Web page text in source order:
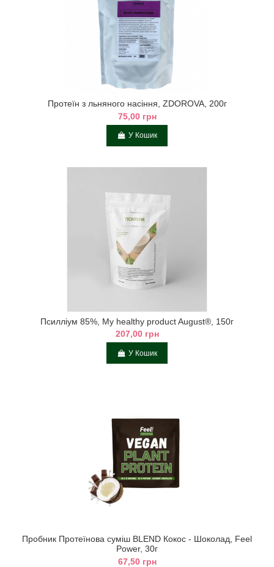
Протеїн з льняного насіння, ZDOROVA, 200г
75,00 грн
У Кошик
Псилліум 85%, My healthy product August®, 150г
207,00 грн
У Кошик
Пробник Протеїнова суміш BLEND Кокос - Шоколад, Feel
Power, 30г
67,50 грн